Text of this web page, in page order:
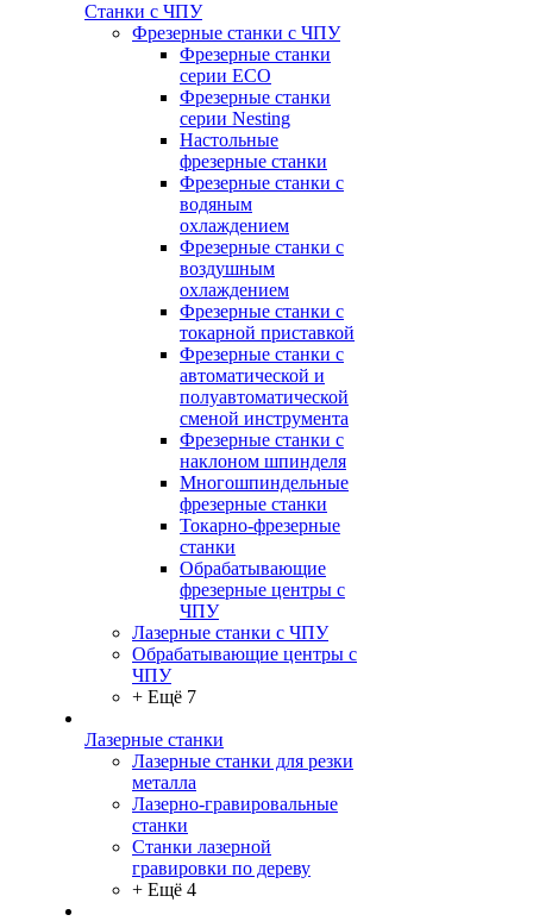
Станки с ЧПУ
Фрезерные станки с ЧПУ
Фрезерные станки
серии ECO
Фрезерные станки
серии Nesting
Настольные
фрезерные станки
Фрезерные станки с
водяным
охлаждением
Фрезерные станки с
воздушным
охлаждением
Фрезерные станки с
токарной приставкой
Фрезерные станки с
автоматической и
полуавтоматической
сменой инструмента
Фрезерные станки с
наклоном шпинделя
Многошпиндельные
фрезерные станки
Токарно-фрезерные
станки
Обрабатывающие
фрезерные центры с
ЧПУ
Лазерные станки с ЧПУ
Обрабатывающие центры с
ЧПУ
+ Ещё 7
Лазерные станки
Лазерные станки для резки
металла
Лазерно-гравировальные
станки
Станки лазерной
гравировки по дереву
+ Ещё 4